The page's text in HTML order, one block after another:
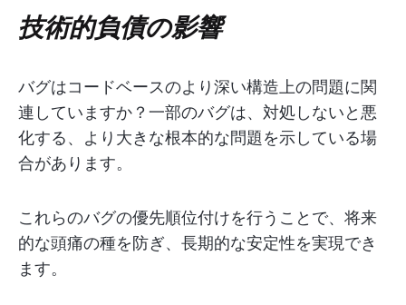
技術的負債の影響
バグはコードベースのより深い構造上の問題に関
連していますか？一部のバグは、対処しないと悪
化する、より大きな根本的な問題を示している場
合があります。
これらのバグの優先順位付けを行うことで、将来
的な頭痛の種を防ぎ、長期的な安定性を実現でき
ます。